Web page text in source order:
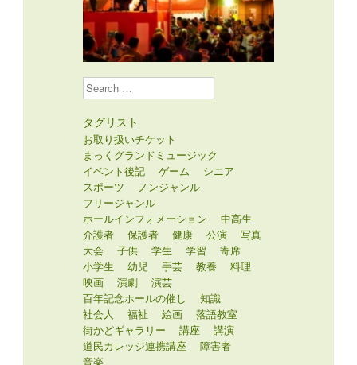
Search
タグリスト
お取り扱いチケット
まっくグランドミュージック
イベント後記
ゲーム
シニア
スポーツ
ノンジャンル
フリージャンル
ホールインフォメーション
中高生
介護者
保護者 健康 公演
写真
大会
子供 学生 学習
寄席
小学生
幼児 手芸 教養
料理
映画
演劇
演芸
百年記念ホールの催し
知識
社会人
福祉 絵画
落語教室
街かどギャラリー
講座
講演
道民カレッジ連携講座
障害者
音楽